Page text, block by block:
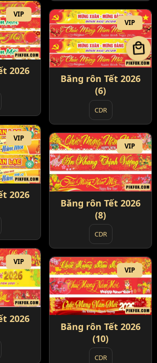
VIP
2026
VIP
Băng rôn Tết 2026
(6)
CDR
VIP
2026
VIP
Băng rôn Tết 2026
(8)
CDR
VIP
2026
VIP
Băng rôn Tết 2026
(10)
CDR
local_mall